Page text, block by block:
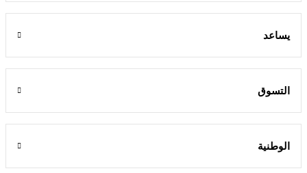
يساعد
التسوق
الوطنية